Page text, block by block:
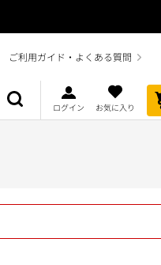
ご利用ガイド・よくある質問
ログイン お気に入り